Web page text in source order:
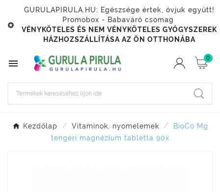

GURULAPIRULA.HU: Egészsége értek, óvjuk együtt!
Promobox - Babaváró csomag
VÉNYKÖTELES ÉS NEM VÉNYKÖTELES GYÓGYSZEREK
HÁZHOZSZÁLLÍTÁSA AZ ÖN OTTHONÁBA
 0
Kezdőlap Vitaminok, nyomelemek
BioCo Mg
tengeri magnézium tabletta 90x